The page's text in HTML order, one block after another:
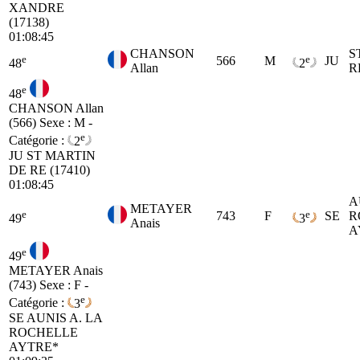
XANDRE
(17138)
01:08:45
48e
CHANSON
Allan
566 M 2e JU
48e
CHANSON Allan
(566) Sexe : M -
Catégorie :
2e
JU ST MARTIN
DE RE (17410)
01:08:45
49e
METAYER
Anais
743 F 3e SE
49e
METAYER Anais
(743) Sexe : F -
Catégorie :
3e
SE AUNIS A. LA
ROCHELLE
AYTRE*